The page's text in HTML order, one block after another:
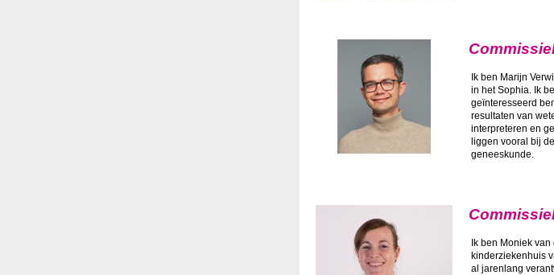
Ik ben Marijn
in het Sophia. Ik
geïnteresseerd
resultaten van
interpreteren en
liggen vooral bij
geneeskunde.
Ik ben Moniek
kinderziekenhuis
al jarenlang